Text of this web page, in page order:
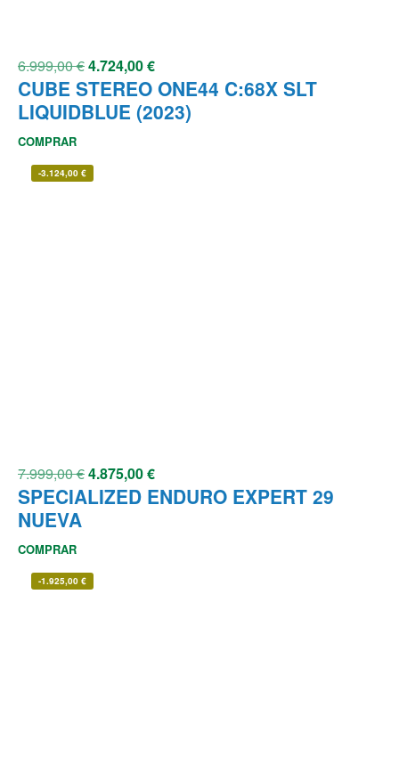
6.999,00€4.724,00€
CUBE STEREO ONE44 C:68X SLT
LIQUIDBLUE (2023)
COMPRAR
-3.124,00 €
7.999,00€4.875,00€
SPECIALIZED ENDURO EXPERT 29
NUEVA
COMPRAR
-1.925,00 €